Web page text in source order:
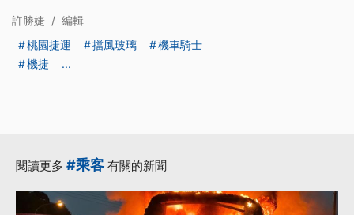
許勝婕 / 編輯
桃園捷運
擋風玻璃
機車騎士
機捷
...
閱讀更多 #乘客 有關的新聞